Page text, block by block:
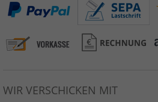
WIR VERSCHICKEN MIT